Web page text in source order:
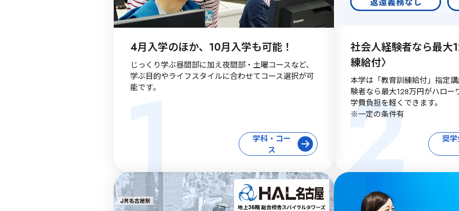
4月入学のほか、10月入学も可能！
じっくり学ぶ昼間部に加え夜間部・土曜コースなど、
学ぶ目的やライフスタイルに合わせてコース選択が可
能です。
学科・コー
ス
1
社会人経験者なら最大
練給付〉
本学は「教育訓練給付」指定
験者なら最大128万円がハロー
学費負担を軽くできます。
※一定の条件有
奨
2